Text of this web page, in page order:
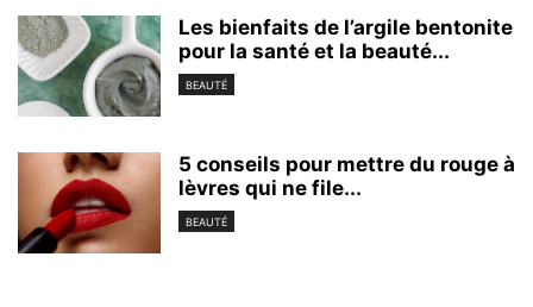
Les bienfaits de l’argile bentonite
pour la santé et la beauté...
BEAUTÉ
5 conseils pour mettre du rouge à
lèvres qui ne file...
BEAUTÉ